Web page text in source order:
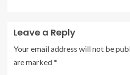
Leave a Reply
Your email address will not be
are marked*